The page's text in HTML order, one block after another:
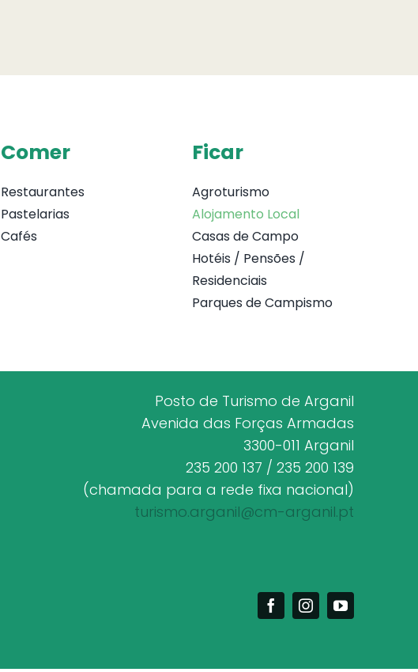
Comer
Restaurantes
Pastelarias
Cafés
Ficar
Agroturismo
Alojamento Local
Casas de Campo
Hotéis / Pensões /
Residenciais
Parques de Campismo
Posto de Turismo de Arganil
Avenida das Forças Armadas
3300-011 Arganil
235 200 137 / 235 200 139
(chamada para a rede fixa nacional)
turismo.arganil@cm-arganil.pt